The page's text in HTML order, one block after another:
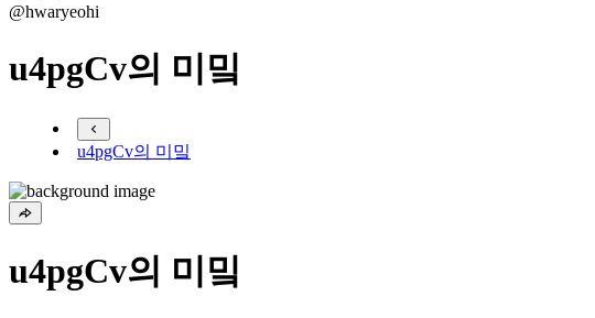
@hwaryeohi
u4pgCv의 미밐
u4pgCv의 미밐
u4pgCv의 미밐